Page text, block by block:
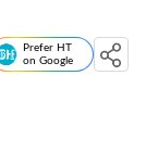
Prefer HT
on Google